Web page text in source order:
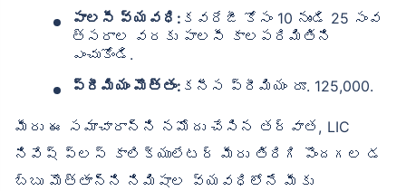
పాలసీ వ్యవధి: కవరేజీ కోసం 10 నుండి 25 సంవ
త్సరాల వరకు పాలసీ కాలపరిమితిని
ఎంచుకోండి.
ప్రీమియం మొత్తం: కనీస ప్రీమియం రూ. 125,000.
మీరు ఈ సమాచారాన్ని నమోదు చేసిన తర్వాత, LIC
నివేష్ ప్లస్ కాలిక్యులేటర్ మీరు తిరిగి పొందగల డ
బ్బు మొత్తాన్ని నిమిషాల వ్యవధిలోనే మీకు